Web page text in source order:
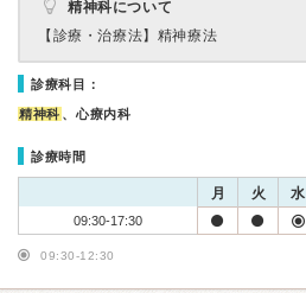
精神科について
【診療・治療法】 精神療法
診療科目：
精神科 、心療内科
診療時間
月 火 水
09:30-17:30
09:30-12:30